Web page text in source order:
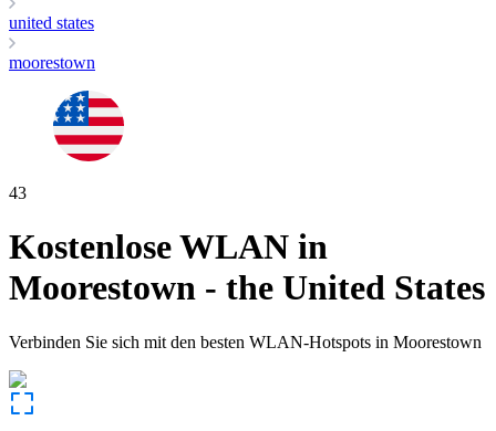
united states
moorestown
43
Kostenlose WLAN in
Moorestown - the United States
Verbinden Sie sich mit den besten WLAN-Hotspots in Moorestown